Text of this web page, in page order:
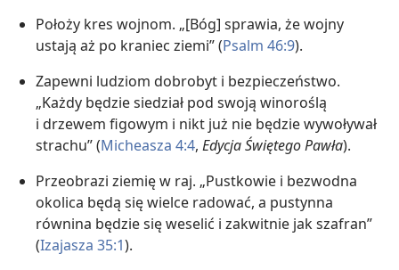
Położy kres wojnom. „[Bóg] sprawia, że wojny
ustają aż po kraniec ziemi” (Psalm 46:9).
Zapewni ludziom dobrobyt i bezpieczeństwo.
„Każdy będzie siedział pod swoją winoroślą
i drzewem figowym i nikt już nie będzie wywoływał
strachu” (Micheasza 4:4, Edycja Świętego Pawła).
Przeobrazi ziemię w raj. „Pustkowie i bezwodna
okolica będą się wielce radować, a pustynna
równina będzie się weselić i zakwitnie jak szafran”
(Izajasza 35:1).